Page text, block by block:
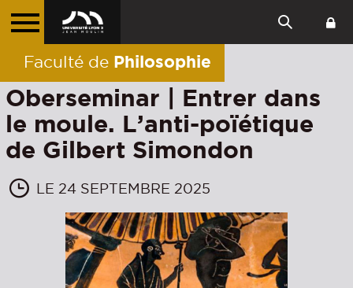
Faculté de Philosophie
Oberseminar | Entrer dans
le moule. L’anti-poïétique
de Gilbert Simondon
LE 24 SEPTEMBRE 2025